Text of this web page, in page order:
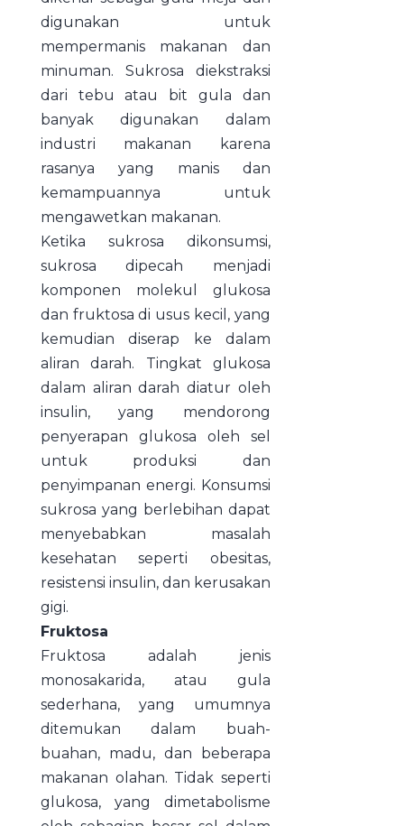
digunakan untuk
mempermanis makanan dan
minuman. Sukrosa diekstraksi
dari tebu atau bit gula dan
banyak digunakan dalam
industri makanan karena
rasanya yang manis dan
kemampuannya untuk
mengawetkan makanan.
Ketika sukrosa dikonsumsi,
sukrosa dipecah menjadi
komponen molekul glukosa
dan fruktosa di usus kecil, yang
kemudian diserap ke dalam
aliran darah. Tingkat glukosa
dalam aliran darah diatur oleh
insulin, yang mendorong
penyerapan glukosa oleh sel
untuk produksi dan
penyimpanan energi. Konsumsi
sukrosa yang berlebihan dapat
menyebabkan masalah
kesehatan seperti obesitas,
resistensi insulin, dan kerusakan
gigi.
Fruktosa
Fruktosa adalah jenis
monosakarida, atau gula
sederhana, yang umumnya
ditemukan dalam buah-
buahan, madu, dan beberapa
makanan olahan. Tidak seperti
glukosa, yang dimetabolisme